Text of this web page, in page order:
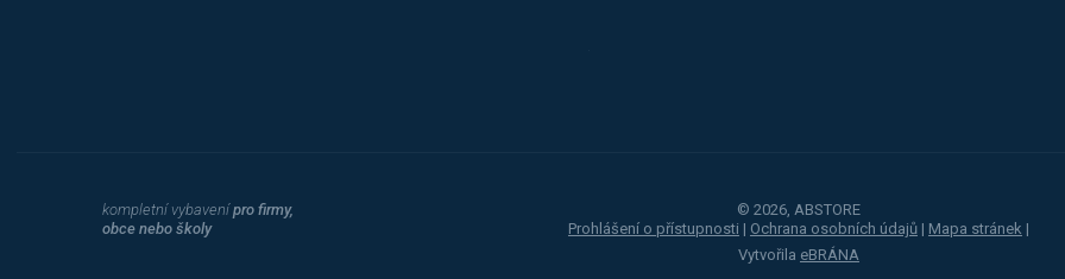
kompletní vybavenípro firmy,
obce nebo školy
© 2026, ABSTORE
Prohlášení o přístupnosti | Ochrana osobních údajů | Mapa stránek |
Vytvořila eBRÁNA